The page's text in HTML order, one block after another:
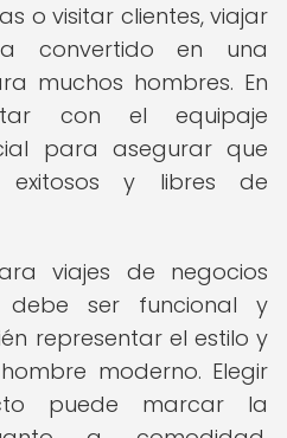
o visitar clientes, viajar
convertido en una
muchos hombres. En
con el equipaje
para asegurar que
exitosos y libres de
viajes de negocios
debe ser funcional y
representar el estilo y
moderno. Elegir
puede marcar la